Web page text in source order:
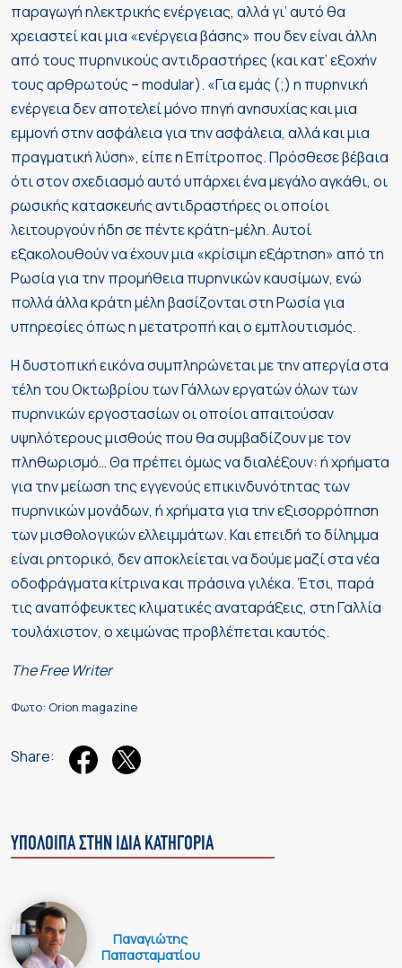
παραγωγή ηλεκτρικής ενέργειας, αλλά γι’ αυτό θα
χρειαστεί και μια «ενέργεια βάσης» που δεν είναι άλλη
από τους πυρηνικούς αντιδραστήρες (και κατ’ εξοχήν
τους αρθρωτούς – modular). «Για εμάς (;) η πυρηνική
ενέργεια δεν αποτελεί μόνο πηγή ανησυχίας και μια
εμμονή στην ασφάλεια για την ασφάλεια, αλλά και μια
πραγματική λύση», είπε η Επίτροπος. Πρόσθεσε βέβαια
ότι στον σχεδιασμό αυτό υπάρχει ένα μεγάλο αγκάθι, οι
ρωσικής κατασκευής αντιδραστήρες οι οποίοι
λειτουργούν ήδη σε πέντε κράτη-μέλη. Αυτοί
εξακολουθούν να έχουν μια «κρίσιμη εξάρτηση» από τη
Ρωσία για την προμήθεια πυρηνικών καυσίμων, ενώ
πολλά άλλα κράτη μέλη βασίζονται στη Ρωσία για
υπηρεσίες όπως η μετατροπή και ο εμπλουτισμός.
Η δυστοπική εικόνα συμπληρώνεται με την απεργία στα
τέλη του Οκτωβρίου των Γάλλων εργατών όλων των
πυρηνικών εργοστασίων οι οποίοι απαιτούσαν
υψηλότερους μισθούς που θα συμβαδίζουν με τον
πληθωρισμό… Θα πρέπει όμως να διαλέξουν: ή χρήματα
για την μείωση της εγγενούς επικινδυνότητας των
πυρηνικών μονάδων, ή χρήματα για την εξισορρόπηση
των μισθολογικών ελλειμμάτων. Και επειδή το δίλημμα
είναι ρητορικό, δεν αποκλείεται να δούμε μαζί στα νέα
οδοφράγματα κίτρινα και πράσινα γιλέκα. Έτσι, παρά
τις αναπόφευκτες κλιματικές αναταράξεις, στη Γαλλία
τουλάχιστον, ο χειμώνας προβλέπεται καυτός.
The Free Writer
Φωτο: Orion magazine
Share:
ΥΠΟΛΟΙΠΑ ΣΤΗΝ ΙΔΙΑ ΚΑΤΗΓΟΡΙΑ
Παναγιώτης
Παπασταματίου